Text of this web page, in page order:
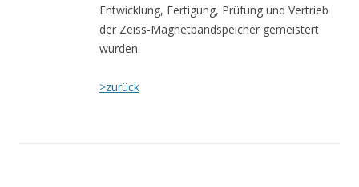
Entwicklung, Fertigung, Prüfung und Vertrieb
der Zeiss-Magnetbandspeicher gemeistert
wurden.
>zurück